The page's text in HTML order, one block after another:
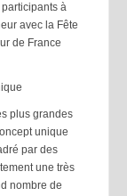
à
avec la Fête
de France
plus grandes
unique
par des
une très
nombre de